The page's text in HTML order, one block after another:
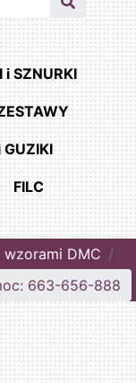
i SZNURKI
GUZIKI
FILC
DMC
663-656-888